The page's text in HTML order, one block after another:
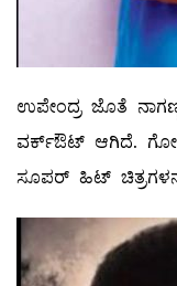
ಉಪೇಂದ್ರ ಜೊತೆ
ವರ್ಕ್ಔಟ್ ಆಗಿದೆ.
ಸೂಪರ್ ಹಿಟ್